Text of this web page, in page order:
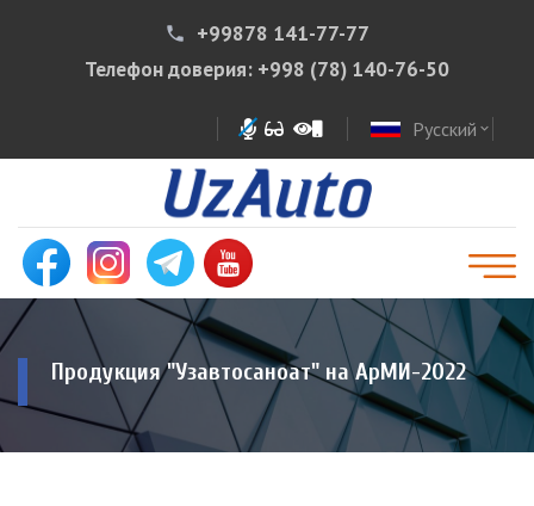
phone
+99878 141-77-77
Телефон доверия: +998 (78) 140-76-50
Русский expand_more
Продукция "Узавтосаноат" на АрМИ-2022